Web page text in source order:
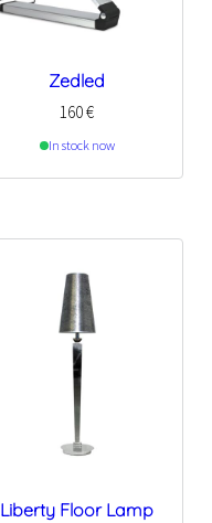
Zedled
160€
In stock now
Liberty Floor Lamp